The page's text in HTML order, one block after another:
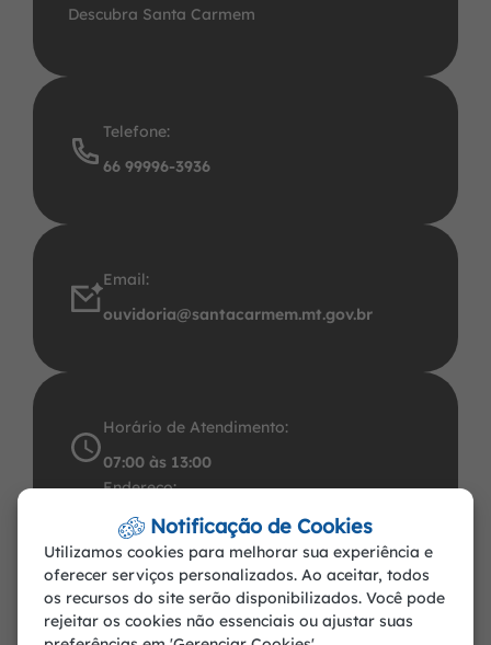
Descubra Santa Carmem
Telefone:
66 99996-3936
Email:
ouvidoria@santacarmem.mt.gov.br
Horário de Atendimento:
07:00 às 13:00
Endereço:
Avenida Santos Dumont, 491 Centro CEP:
78.545-000. CNPJ: 37.465.283/0001-57
Santa Carmem-MT
Notificação de Cookies
Utilizamos cookies para melhorar sua experiência e
oferecer serviços personalizados. Ao aceitar, todos
os recursos do site serão disponibilizados. Você pode
rejeitar os cookies não essenciais ou ajustar suas